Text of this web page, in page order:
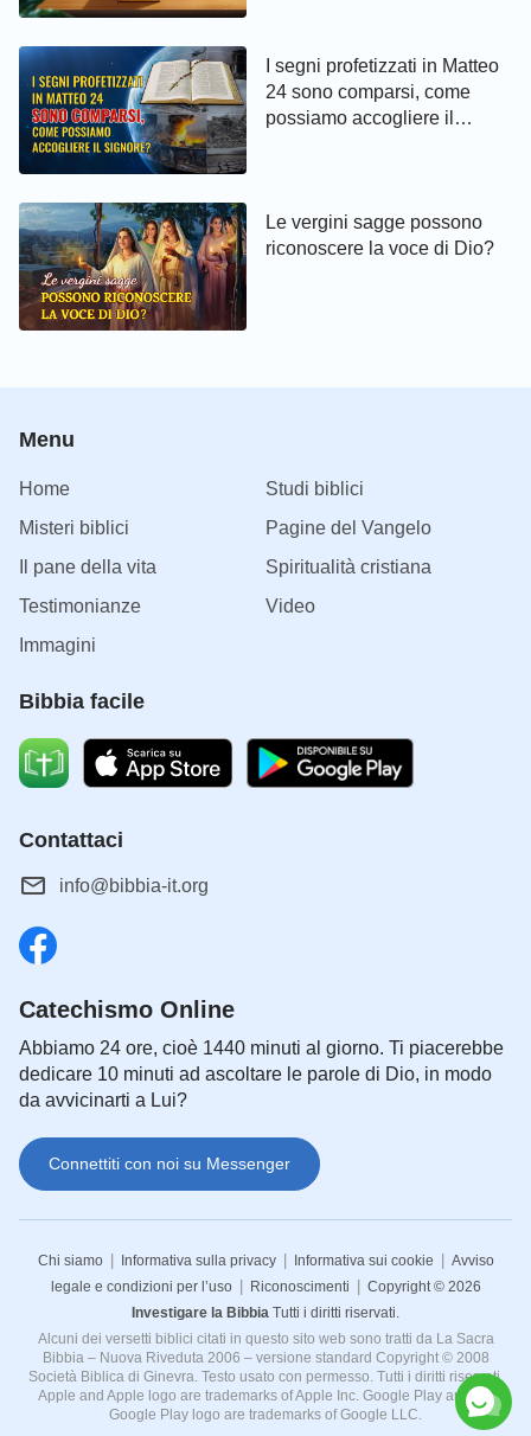
I segni profetizzati in Matteo
24 sono comparsi, come
possiamo accogliere il
Le vergini sagge possono
riconoscere la voce di Dio?
Menu
Home
Studi biblici
Misteri biblici
Pagine del Vangelo
Il pane della vita
Spiritualità cristiana
Testimonianze
Video
Immagini
Bibbia facile
Contattaci
info@bibbia-it.org
Catechismo Online
Abbiamo 24 ore, cioè 1440 minuti al giorno. Ti piacerebbe
dedicare 10 minuti ad ascoltare le parole di Dio, in modo
da avvicinarti a Lui?
Connettiti con noi su Messenger
Chi siamo | Informativa sulla privacy | Informativa sui cookie | Avviso
legale e condizioni per l’uso | Riconoscimenti | Copyright © 2026
Investigare la Bibbia Tutti i diritti riservati.
Alcuni dei versetti biblici citati in questo sito web sono tratti da La Sacra
Bibbia – Nuova Riveduta 2006 – versione standard Copyright © 2008
Società Biblica di Ginevra. Testo usato con permesso. Tutti i diritti riservati.
Apple and Apple logo are trademarks of Apple Inc. Google Play and the
Google Play logo are trademarks of Google LLC.